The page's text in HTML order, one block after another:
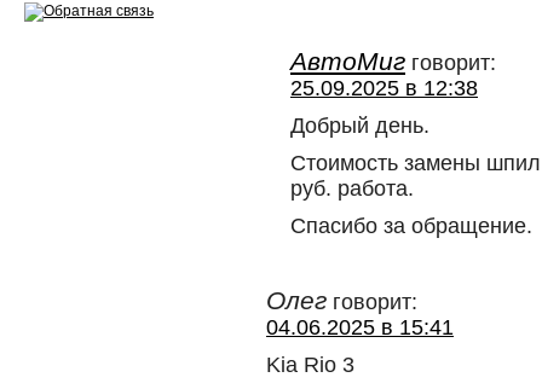
АвтоМиг говорит:
25.09.2025 в 12:38
Добрый день.
Стоимость замены
руб. работа.
Спасибо за обращение.
Олег говорит:
04.06.2025 в 15:41
Kia Rio 3